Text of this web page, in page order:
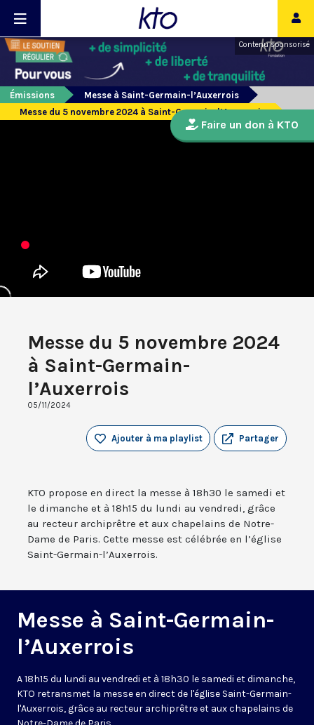
Contenu sponsorisé
Émissions
Messe à Saint-Germain-l’Auxerrois
Messe du 5 novembre 2024 à Saint-Germain-l’Auxerrois
Messe du 5 novembre 2024
à Saint-Germain-
l’Auxerrois
05/11/2024
Partager
Ajouter à ma playlist
KTO propose en direct la messe à 18h30 le samedi et
le dimanche et à 18h15 du lundi au vendredi, grâce
au recteur archiprêtre et aux chapelains de Notre-
Dame de Paris. Cette messe est célébrée en l’église
Saint-Germain-l’Auxerrois.
Messe à Saint-Germain-
l’Auxerrois
A 18h15 du lundi au vendredi et à 18h30 le samedi et dimanche,
KTO retransmet la messe en direct de l'église Saint-Germain-
l'Auxerrois, grâce au recteur archiprêtre et aux chapelains de
Faire un don à KTO